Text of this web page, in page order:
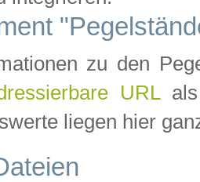
zu den
URLals
liegen hier